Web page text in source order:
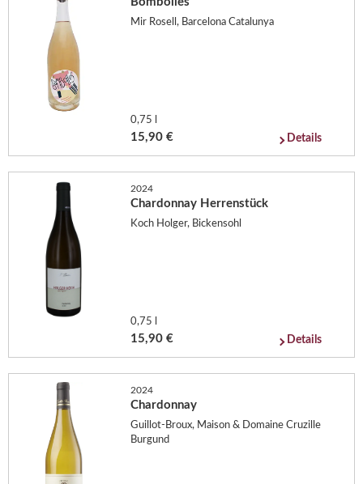
Mir Rosell, Barcelona Catalunya
0,75 l
15,90 € Details
2024
Chardonnay Herrenstück
Koch Holger, Bickensohl
0,75 l
15,90 € Details
2024
Chardonnay
Guillot-Broux, Maison & Domaine Cruzille
Burgund